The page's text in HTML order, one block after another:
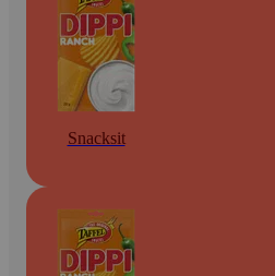
Snacksit